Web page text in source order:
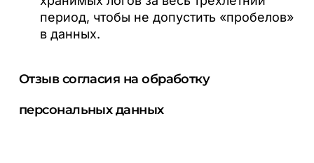
период, чтобы не допустить «пробелов»
в данных.
Отзыв согласия на обработку
персональных данных